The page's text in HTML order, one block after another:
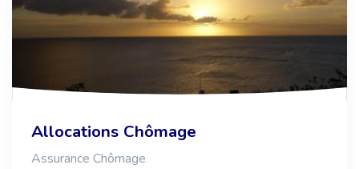
Allocations Chômage
Assurance Chômage